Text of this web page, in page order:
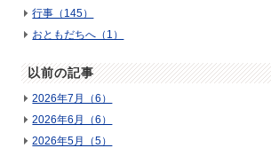
行事（145）
おともだちへ（1）
以前の記事
2026年7月（6）
2026年6月（6）
2026年5月（5）